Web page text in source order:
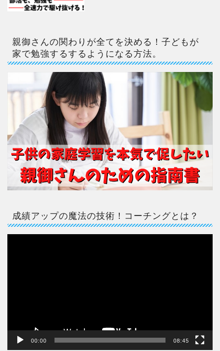
親御さんの関わりが全てを決める！子どもが
家で勉強するするようになる方法。
成績アップの魔法の技術！コーチングとは？
00:00 08:45